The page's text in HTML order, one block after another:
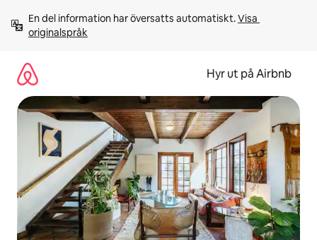
innehåll
En del information har översatts automatiskt. Visa
originalspråk
Hyr ut på Airbnb